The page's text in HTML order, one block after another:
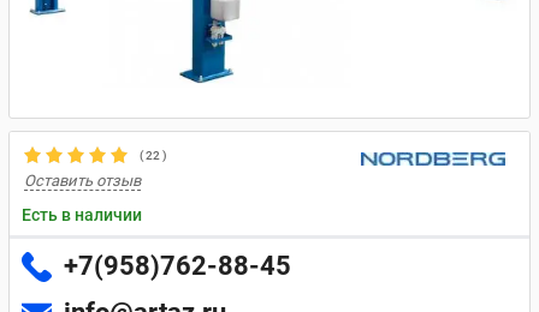
(22 )
Оставить отзыв
Есть в наличии
+7(958)762-88-45